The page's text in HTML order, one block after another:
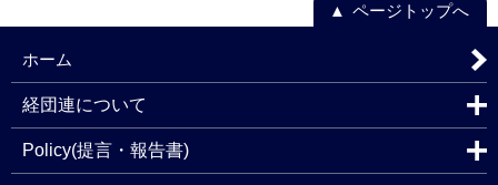
ページトップへ
ホーム
経団連について
Policy(提言・報告書)